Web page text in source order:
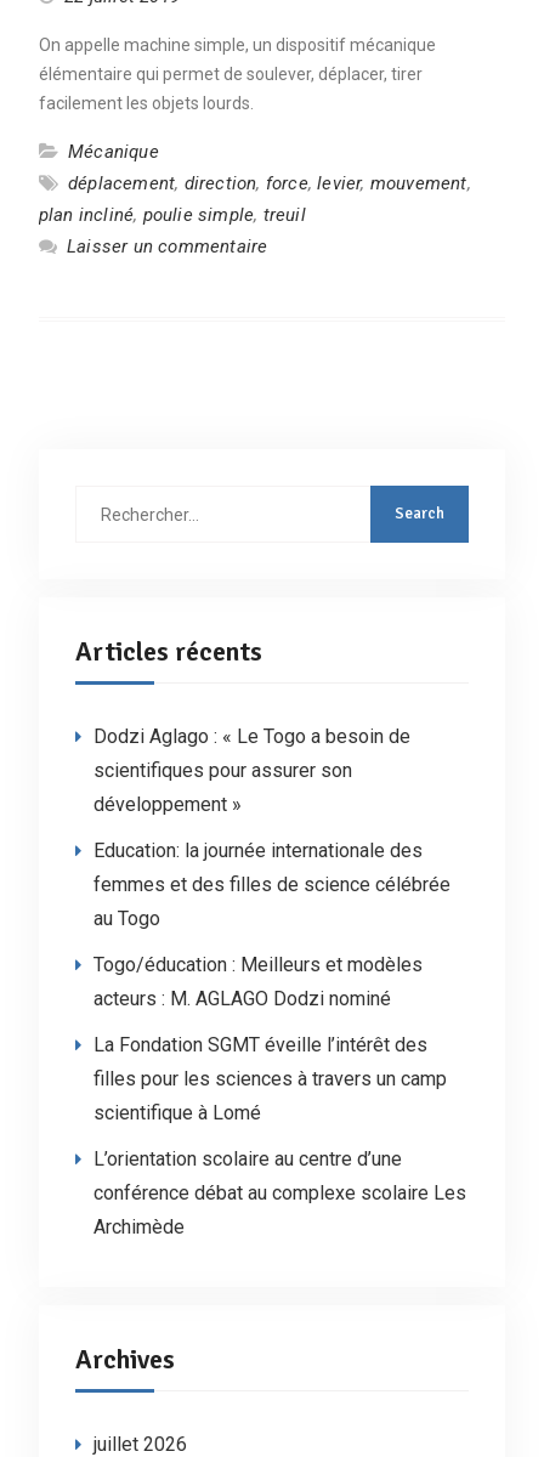
On appelle machine simple, un dispositif mécanique
élémentaire qui permet de soulever, déplacer, tirer
facilement les objets lourds.
Mécanique
déplacement, direction, force,levier, mouvement,
plan incliné, poulie simple, treuil
Laisser un commentaire
Articles récents
Dodzi Aglago : « Le Togo a besoin de
scientifiques pour assurer son
développement »
Education: la journée internationale des
femmes et des filles de science célébrée
au Togo
Togo/éducation : Meilleurs et modèles
acteurs : M. AGLAGO Dodzi nominé
La Fondation SGMT éveille l’intérêt des
filles pour les sciences à travers un camp
scientifique à Lomé
L’orientation scolaire au centre d’une
conférence débat au complexe scolaire Les
Archimède
Archives
juillet 2026